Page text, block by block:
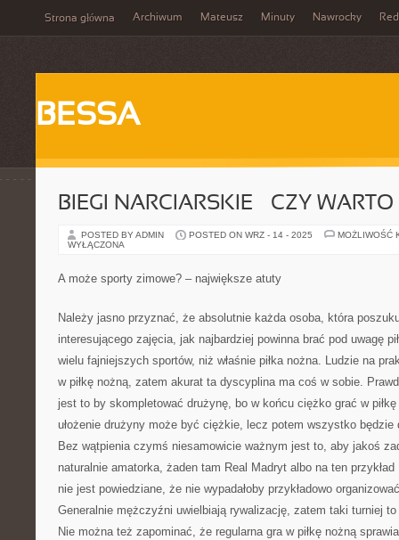
Strona główna Archiwum Mateusz Minuty Nawrocky
BESSA
BIEGI NARCIARSKIE – CZY
POSTED BY ADMIN POSTED ON WRZ - 14 - 2025
MOŻLIWOŚĆ
WYŁĄCZONA
A może sporty zimowe? – największe atuty
Należy jasno przyznać, że absolutnie każda osoba, która
interesującego zajęcia, jak najbardziej powinna brać pod uwagę
wielu fajniejszych sportów, niż właśnie piłka nożna. Ludzie na
w piłkę nożną, zatem akurat ta dyscyplina ma coś w sobie.
jest to by skompletować drużynę, bo w końcu ciężko grać w
ułożenie drużyny może być ciężkie, lecz potem wszystko będzie
Bez wątpienia czymś niesamowicie ważnym jest to, aby jakoś
naturalnie amatorka, żaden tam Real Madryt albo na ten
nie jest powiedziane, że nie wypadałoby przykładowo
Generalnie mężczyźni uwielbiają rywalizację, zatem taki turniej
Nie można też zapominać, że regularna gra w piłkę nożną